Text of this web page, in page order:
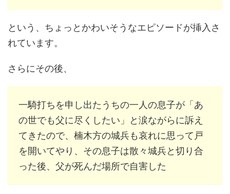
という、ちょっとかわいそうなエピソードが挿入さ
れています。
さらにその後、
一騎打ちを申し出たうちの一人の息子が「あ
の世でも父に尽くしたい」と涙ながらに訴え
てきたので、楠木方の城兵も哀れに思って戸
を開いてやり、その息子は散々城兵と切り合
った後、父が死んだ場所で自害した